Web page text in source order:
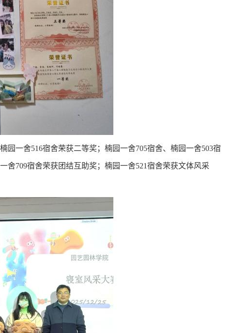
园一舍516宿舍荣获二等奖；楠园一舍705宿舍、楠园一舍503宿
舍709宿舍荣获团结互助奖；楠园一舍521宿舍荣获文体风采